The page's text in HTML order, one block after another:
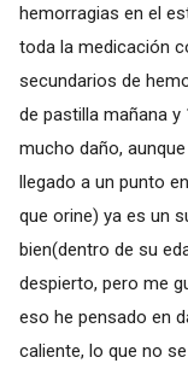
hemorragias en el
toda la medicación
secundarios de
de pastilla mañana
mucho daño,
llegado a un punto
que orine) ya es un
bien(dentro de su
despierto, pero me
eso he pensado en
caliente, lo que no